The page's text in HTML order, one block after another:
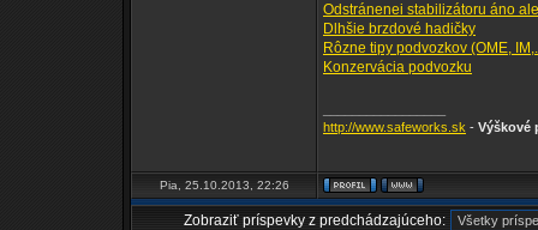
Odstránenei stabilizátoru áno
Dlhšie brzdové hadičky
Rôzne tipy podvozkov (OME,
Konzervácia podvozku
http://www.safeworks.sk - Výškové
Pia, 25.10.2013, 22:26
Zobraziť príspevky z predchádzajúceho: